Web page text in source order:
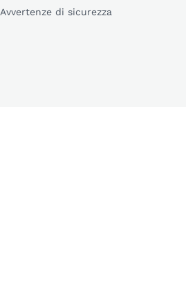
Avvertenze di sicurezza